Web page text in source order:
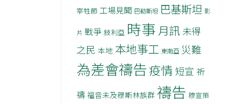
宰牲節 工場見聞 巴勒斯坦 巴基斯坦 影
片 戰爭 敍利亞 時事 月訊 未得
之民 本地 本地事工 東南亞 災難
為差會禱告疫情 短宣 祈
禱 福音未及穆斯林族群 禱告 穆宣策